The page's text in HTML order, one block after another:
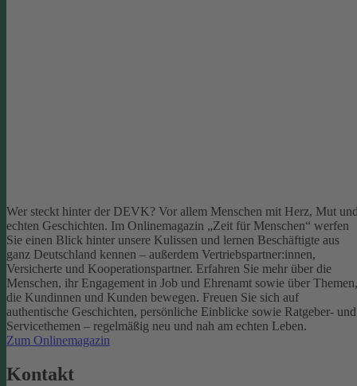
Wer steckt hinter der DEVK? Vor allem Menschen mit Herz, Mut
echten Geschichten. Im Onlinemagazin „Zeit für Menschen“ werfen
Sie einen Blick hinter unsere Kulissen und lernen Beschäftigte aus
ganz Deutschland kennen – außerdem Vertriebspartner:innen,
Versicherte und Kooperationspartner. Erfahren Sie mehr über die
Menschen, ihr Engagement in Job und Ehrenamt sowie über Themen,
die Kundinnen und Kunden bewegen. Freuen Sie sich auf
authentische Geschichten, persönliche Einblicke sowie Ratgeber- und
Servicethemen – regelmäßig neu und nah am echten Leben.
Zum Onlinemagazin
Kontakt